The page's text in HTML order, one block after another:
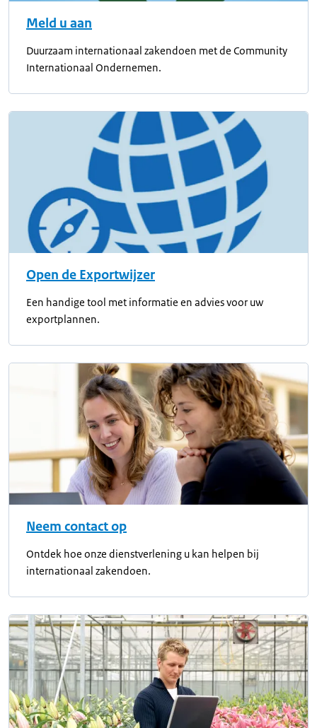
Meld u aan
Duurzaam internationaal zakendoen met de Community
Internationaal Ondernemen.
Open de Exportwijzer
Een handige tool met informatie en advies voor uw
exportplannen.
Neem contact op
Ontdek hoe onze dienstverlening u kan helpen bij
internationaal zakendoen.